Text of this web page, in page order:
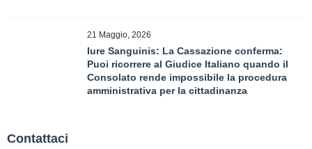
21 Maggio, 2026
Iure Sanguinis: La Cassazione conferma:
Puoi ricorrere al Giudice Italiano quando il
Consolato rende impossibile la procedura
amministrativa per la cittadinanza
Contattaci